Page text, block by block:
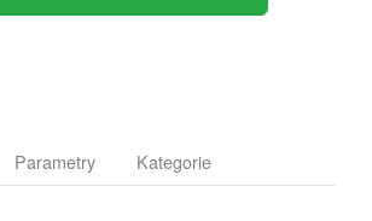
Parametry Kategorie